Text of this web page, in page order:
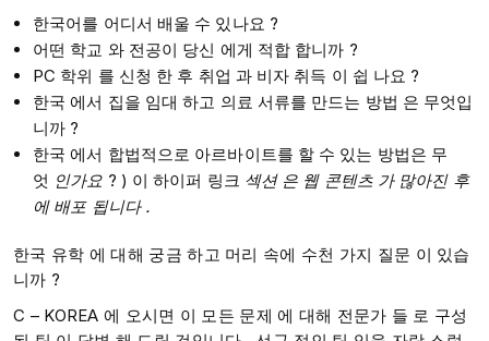
한국어를 어디서 배울 수 있나요 ?
어떤 학교 와 전공이 당신 에게 적합 합니까 ?
PC 학위 를 신청 한 후 취업 과 비자 취득 이 쉽 나요 ?
한국 에서 집을 임대 하고 의료 서류를 만드는 방법 은 무엇입
니까 ?
한국 에서 합법적으로 아르바이트를 할 수 있는 방법은 무
엇 인가요 ? ) 이 하이퍼 링크 섹션 은 웹 콘텐츠 가 많아진 후
에 배포 됩니다 .
한국 유학 에 대해 궁금 하고 머리 속에 수천 가지 질문 이 있습
니까 ?​
C – KOREA 에 오시면 이 모든 문제 에 대해 전문가 들 로 구성